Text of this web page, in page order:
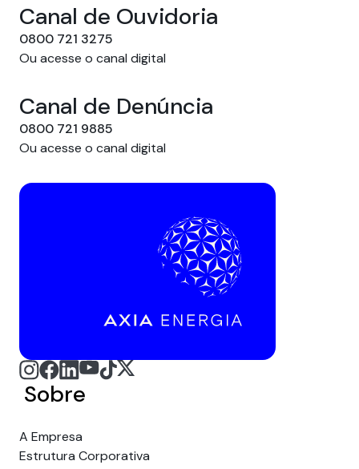
Canal de Ouvidoria
0800 721 3275
Ou acesse o canal digital
Canal de Denúncia
0800 721 9885
Ou acesse o canal digital
Sobre
A Empresa
Estrutura Corporativa